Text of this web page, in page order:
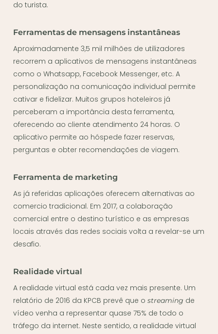
do turista.
Ferramentas de mensagens instantâneas
Aproximadamente 3,5 mil milhões de utilizadores
recorrem a aplicativos de mensagens instantâneas
como o Whatsapp, Facebook Messenger, etc. A
personalização na comunicação individual permite
cativar e fidelizar. Muitos grupos hoteleiros já
perceberam a importância desta ferramenta,
oferecendo ao cliente atendimento 24 horas. O
aplicativo permite ao hóspede fazer reservas,
perguntas e obter recomendações de viagem.
Ferramenta de marketing
As já referidas aplicações oferecem alternativas ao
comercio tradicional. Em 2017, a colaboração
comercial entre o destino turístico e as empresas
locais através das redes sociais volta a revelar-se um
desafio.
Realidade virtual
A realidade virtual está cada vez mais presente. Um
relatório de 2016 da KPCB prevê que o streaming de
vídeo venha a representar quase 75% de todo o
tráfego da internet. Neste sentido, a realidade virtual